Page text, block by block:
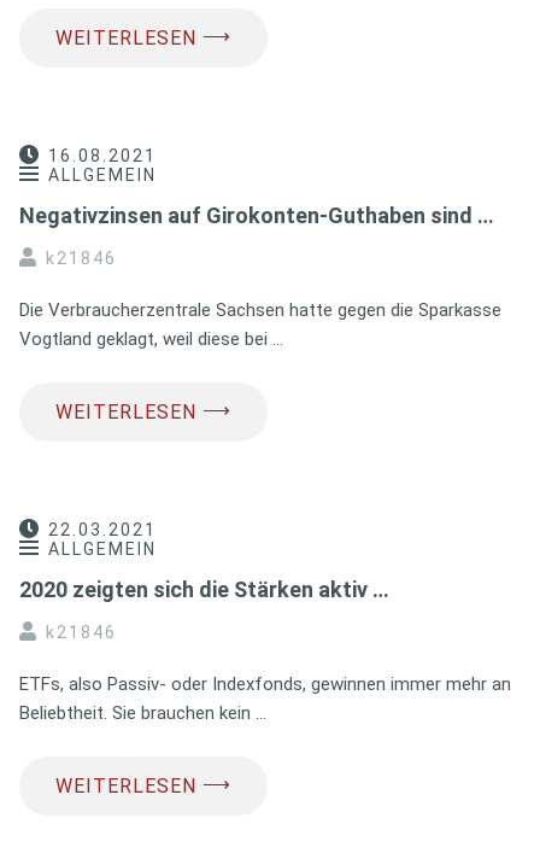
WEITERLESEN ⟶
16.08.2021
ALLGEMEIN
Negativzinsen auf Girokonten-Guthaben sind …
k21846
Die Verbraucherzentrale Sachsen hatte gegen die Sparkasse
Vogtland geklagt, weil diese bei …
WEITERLESEN ⟶
22.03.2021
ALLGEMEIN
2020 zeigten sich die Stärken aktiv …
k21846
ETFs, also Passiv- oder Indexfonds, gewinnen immer mehr an
Beliebtheit. Sie brauchen kein …
WEITERLESEN ⟶